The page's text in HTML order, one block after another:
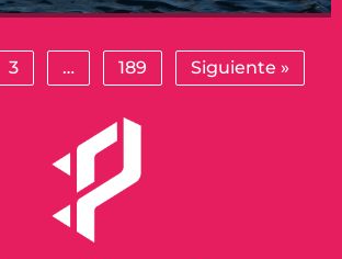
3 … 189 Siguiente »